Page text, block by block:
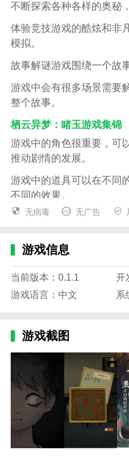
不断探索各种各样的奥秘
体验竞技游戏的酷炫和非
模拟。
故事解谜游戏围绕一个故
游戏中会有很多场景需要
整个故事。
栖云异梦：睹玉游戏集锦
游戏中的角色很重要，可
推动剧情的发展。
游戏中的道具可以在不同
不同的效果。
玩家在解谜的过程中会遇
游戏中的玩法非常丰富，
有很多选择，关系到最后
栖云异梦：睹玉游戏优势
才能解锁和拼凑整个世界
游戏中的剧情和场景都是
收集线索、结合信息来解
独特的解谜设计结合梦境
程更具创意和挑战性。
无病毒 无广告
游戏信息
当前版本：0.1.1
开
游戏语言：中文
系
游戏截图